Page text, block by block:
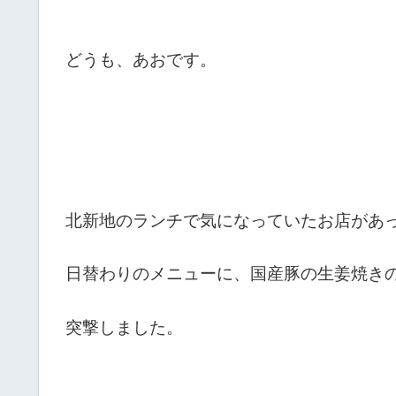
どうも、あおです。
北新地のランチで気になっていたお店があ
日替わりのメニューに、国産豚の生姜焼き
突撃しました。